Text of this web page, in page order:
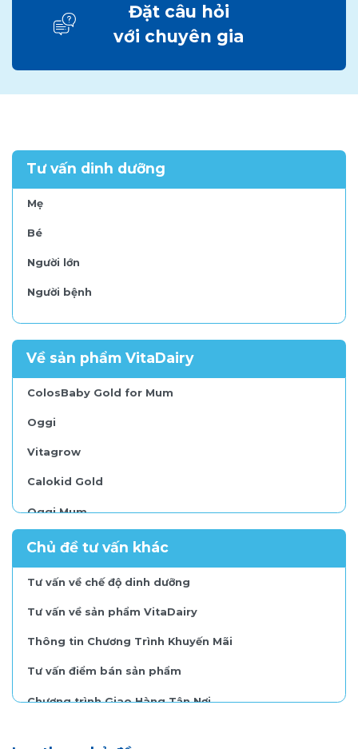
Đặt câu hỏi
với chuyên gia
Tư vấn dinh dưỡng
Mẹ
Bé
Người lớn
Người bệnh
Về sản phẩm VitaDairy
ColosBaby Gold for Mum
Oggi
Vitagrow
Calokid Gold
Oggi Mum
Calosure
Gluvita
Chủ đề tư vấn khác
Tư vấn về chế độ dinh dưỡng
Tư vấn về sản phẩm VitaDairy
Thông tin Chương Trình Khuyến Mãi
Tư vấn điểm bán sản phẩm
Chương trình Giao Hàng Tận Nơi